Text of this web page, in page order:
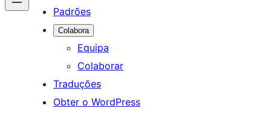
Padrões
Colabora
Equipa
Colaborar
Traduções
Obter o WordPress